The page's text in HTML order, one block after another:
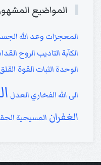
المواضيع
المعجزات وعد الله
الكآبة التاديب الروح
الوحدة الثبات القوة القلق
الى الله الفخاري العدل
الغفران المسيحية